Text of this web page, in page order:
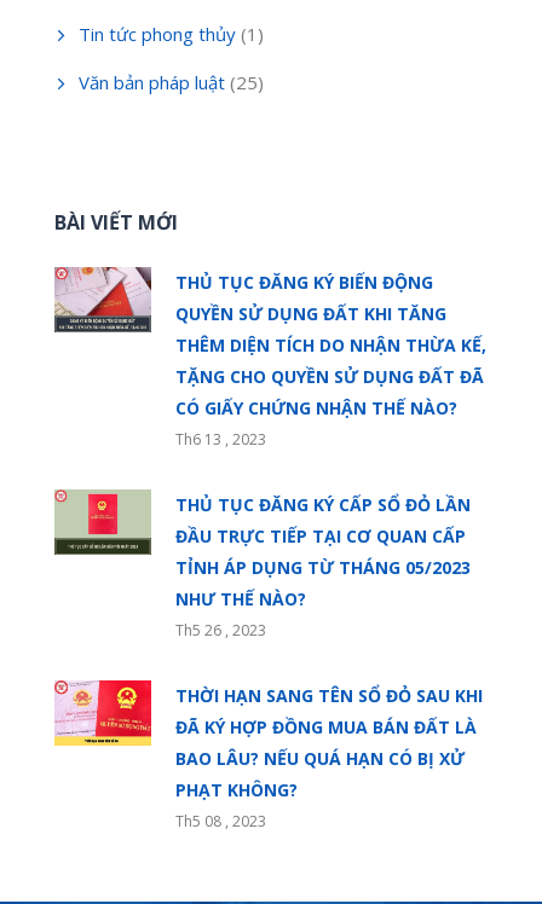
Tin tức phong thủy (1)
Văn bản pháp luật (25)
BÀI VIẾT MỚI
THỦ TỤC ĐĂNG KÝ BIẾN ĐỘNG
QUYỀN SỬ DỤNG ĐẤT KHI TĂNG
THÊM DIỆN TÍCH DO NHẬN THỪA KẾ,
TẶNG CHO QUYỀN SỬ DỤNG ĐẤT ĐÃ
CÓ GIẤY CHỨNG NHẬN THẾ NÀO?
Th6 13 , 2023
THỦ TỤC ĐĂNG KÝ CẤP SỔ ĐỎ LẦN
ĐẦU TRỰC TIẾP TẠI CƠ QUAN CẤP
TỈNH ÁP DỤNG TỪ THÁNG 05/2023
NHƯ THẾ NÀO?
Th5 26 , 2023
THỜI HẠN SANG TÊN SỔ ĐỎ SAU KHI
ĐÃ KÝ HỢP ĐỒNG MUA BÁN ĐẤT LÀ
BAO LÂU? NẾU QUÁ HẠN CÓ BỊ XỬ
PHẠT KHÔNG?
Th5 08 , 2023